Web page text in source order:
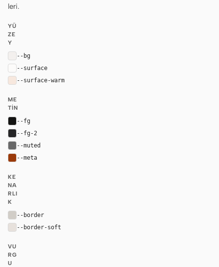
leri.
YÜ
ZE
Y
--bg
--surface
--surface-warm
ME
TIN
--fg
--fg-2
--muted
--meta
KE
NA
RLI
K
--border
--border-soft
VU
RG
U